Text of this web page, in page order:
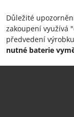
Důležité
zakoupení využívá
předvedení
nutné baterie